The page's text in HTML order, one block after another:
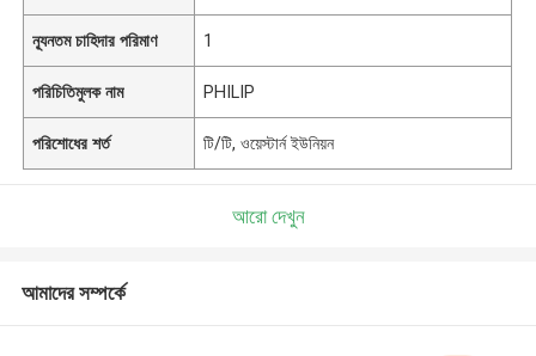
ন্যূনতম চাহিদার পরিমাণ 1
পরিচিতিমুলক নাম PHILIP
পরিশোধের শর্ত টি/টি, ওয়েস্টার্ন ইউনিয়ন
আরো দেখুন
আমাদের সম্পর্কে